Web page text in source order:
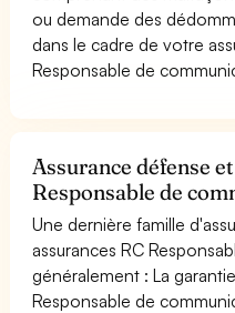
ou demande des
dans le cadre de votre
Responsable de
Assurance défense
Responsable de
Une dernière famille
assurances RC
généralement : La
Responsable de